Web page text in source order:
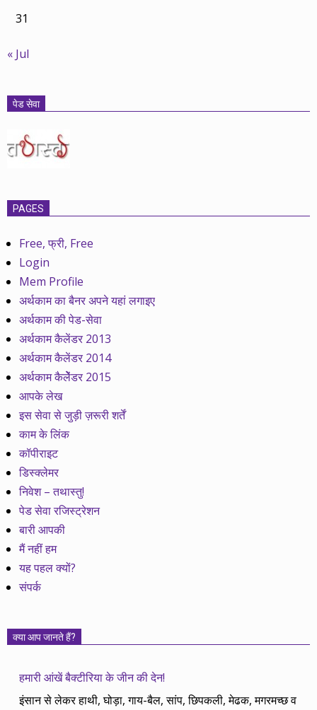
31
« Jul
पेड सेवा
PAGES
Free, फ्री, Free
Login
Mem Profile
अर्थकाम का बैनर अपने यहां लगाइए
अर्थकाम की पेड-सेवा
अर्थकाम कैलेंडर 2013
अर्थकाम कैलेंडर 2014
अर्थकाम कैलेेंडर 2015
आपके लेख
इस सेवा से जुड़ी ज़रूरी शर्तें
काम के लिंक
कॉपीराइट
डिस्क्लेमर
निवेश – तथास्तु!
पेड सेवा रजिस्ट्रेशन
बारी आपकी
मैं नहीं हम
यह पहल क्यों?
संपर्क
क्या आप जानते हैं?
हमारी आंखें बैक्टीरिया के जीन की देन!
इंसान से लेकर हाथी, घोड़ा, गाय-बैल, सांप, छिपकली, मेढक, मगरमच्छ व